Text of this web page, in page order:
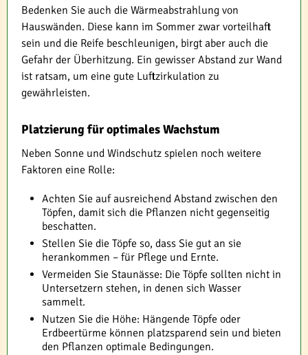
Bedenken Sie auch die Wärmeabstrahlung von
Hauswänden. Diese kann im Sommer zwar vorteilhaft
sein und die Reife beschleunigen, birgt aber auch die
Gefahr der Überhitzung. Ein gewisser Abstand zur Wand
ist ratsam, um eine gute Luftzirkulation zu
gewährleisten.
Platzierung für optimales Wachstum
Neben Sonne und Windschutz spielen noch weitere
Faktoren eine Rolle:
Achten Sie auf ausreichend Abstand zwischen den
Töpfen, damit sich die Pflanzen nicht gegenseitig
beschatten.
Stellen Sie die Töpfe so, dass Sie gut an sie
herankommen – für Pflege und Ernte.
Vermeiden Sie Staunässe: Die Töpfe sollten nicht in
Untersetzern stehen, in denen sich Wasser
sammelt.
Nutzen Sie die Höhe: Hängende Töpfe oder
Erdbeertürme können platzsparend sein und bieten
den Pflanzen optimale Bedingungen.